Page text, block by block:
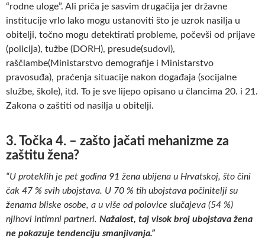
“rodne uloge”. Ali priča je sasvim drugačija jer državne
institucije vrlo lako mogu ustanoviti što je uzrok nasilja u
obitelji, točno mogu detektirati probleme, počevši od prijave
(policija), tužbe (DORH), presude(sudovi),
raščlambe(Ministarstvo demografije i Ministarstvo
pravosuđa), praćenja situacije nakon događaja (socijalne
službe, škole), itd. To je sve lijepo opisano u člancima 20. i 21.
Zakona o zaštiti od nasilja u obitelji.
3. Točka 4. – zašto jačati mehanizme za
zaštitu žena?
“U proteklih je pet godina 91 žena ubijena u Hrvatskoj, što čini
čak 47 % svih ubojstava. U 70 % tih ubojstava počinitelji su
ženama bliske osobe, a u više od polovice slučajeva (54 %)
njihovi intimni partneri. Nažalost, taj visok broj ubojstava žena
ne pokazuje tendenciju smanjivanja.”